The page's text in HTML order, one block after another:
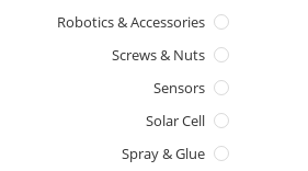
Robotics & Accessories
Screws & Nuts
Sensors
Solar Cell
Spray & Glue